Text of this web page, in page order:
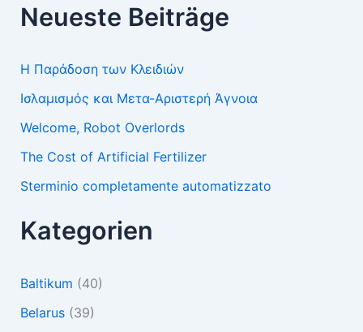
Neueste Beiträge
Η Παράδοση των Κλειδιών
Ισλαμισμός και Μετα-Αριστερή Άγνοια
Welcome, Robot Overlords
The Cost of Artificial Fertilizer
Sterminio completamente automatizzato
Kategorien
Baltikum (40)
Belarus(39)